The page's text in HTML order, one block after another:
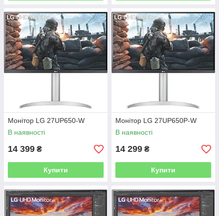
Монітор LG 27UP650-W
В наявності
14 399 ₴
Купити
Монітор LG 27UP650P-W
В наявності
14 299 ₴
Купити